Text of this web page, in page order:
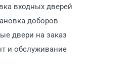
входных дверей
доборов
двери на заказ
и обслуживание